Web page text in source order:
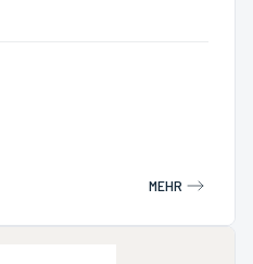
MEHR